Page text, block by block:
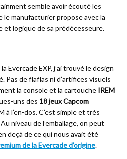
semble avoir écouté les
le manufacturier propose avec la
et logique de sa prédécesseure.
Evercade EXP, j’ai trouvé le design
Pas de flaflas ni d’artifices visuels
la console et la cartouche IREM
uns des 18 jeux Capcom
à l’en-dos. C’est simple et très
niveau de l’emballage, on peut
deçà de ce qui nous avait été
de la Evercade d’origine.